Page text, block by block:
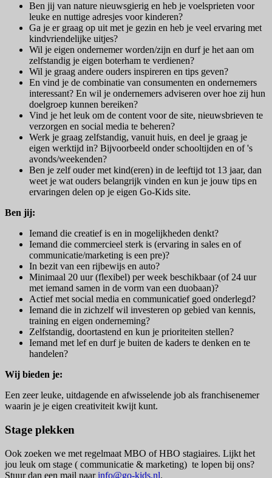
Ben jij van nature nieuwsgierig en heb je voelsprieten voor
leuke en nuttige adresjes voor kinderen?
Ga je er graag op uit met je gezin en heb je veel ervaring met
kindvriendelijke uitjes?
Wil je eigen ondernemer worden/zijn en durf je het aan om
zelfstandig je eigen boterham te verdienen?
Wil je graag andere ouders inspireren en tips geven?
En vind je de combinatie van consumenten en ondernemers
interessant? En wil je ondernemers adviseren over hoe zij hun
doelgroep kunnen bereiken?
Vind je het leuk om de content voor de site, nieuwsbrieven te
verzorgen en social media te beheren?
Werk je graag zelfstandig, vanuit huis, en deel je graag je
eigen werktijd in? Bijvoorbeeld onder schooltijden en of 's
avonds/weekenden?
Ben je zelf ouder met kind(eren) in de leeftijd tot 13 jaar, dan
weet je wat ouders belangrijk vinden en kun je jouw tips en
ervaringen delen op je eigen Go-Kids site.
Ben jij:
Iemand die creatief is en in mogelijkheden denkt?
Iemand die commercieel sterk is (ervaring in sales en of
communicatie/marketing is een pre)?
In bezit van een rijbewijs en auto?
Minimaal 20 uur (flexibel) per week beschikbaar (of 24 uur
met iemand samen in de vorm van een duobaan)?
Actief met social media en communicatief goed onderlegd?
Iemand die in zichzelf wil investeren op gebied van kennis,
training en eigen onderneming?
Zelfstandig, doortastend en kun je prioriteiten stellen?
Iemand met lef en durf je buiten de kaders te denken en te
handelen?
Wij bieden je:
Een zeer leuke, uitdagende en afwisselende job als franchisenemer
waarin je je eigen creativiteit kwijt kunt.
Stage plekken
Ook zoeken we met regelmaat MBO of HBO stagiaires. Lijkt het
jou leuk om stage ( communicatie & marketing) te lopen bij ons?
Stuur dan een mail naarinfo@go-kids.nl.